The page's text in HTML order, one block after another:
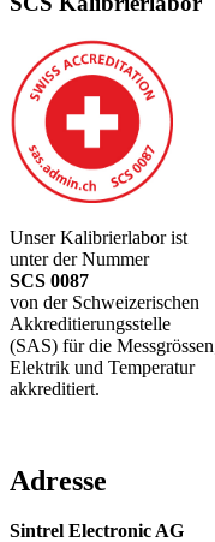
Unser Kalibrierlabor ist
unter der Nummer
SCS 0087
von der Schweizerischen
Akkreditierungsstelle
(SAS) für die
Elektrik und Temperatur
akkreditiert.
Adresse
Sintrel Electronic AG